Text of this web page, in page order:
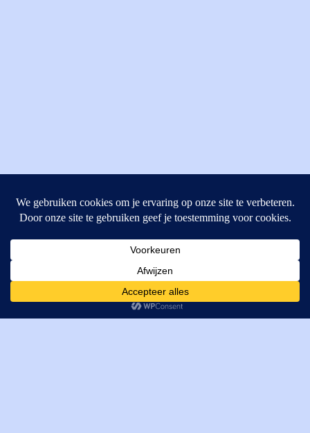
4462GE, Goes
T: +31 (0) 111-484438
M:parts@mitechniek.nl
VAT: NL862802295B01
Cookies helpen ons bij het leveren van onze diensten. Door
gebruik te maken van onze diensten, gaat u akkoord met ons
gebruik van cookies.